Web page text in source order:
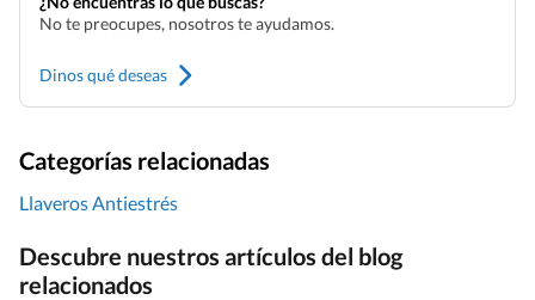
No te preocupes, nosotros te ayudamos.
Dinos qué deseas
Categorías relacionadas
Llaveros Antiestrés
Descubre nuestros artículos del blog
relacionados